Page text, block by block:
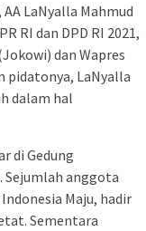
AA LaNyalla Mahmud
RI dan DPD RI 2021,
dan Wapres
pidatonya, LaNyalla
dalam hal
di Gedung
Sejumlah anggota
Maju, hadir
Sementara